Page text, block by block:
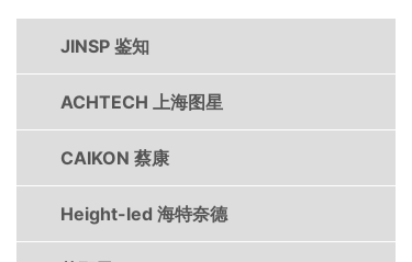
JINSP 鉴知
ACHTECH 上海图星
CAIKON 蔡康
Height-led 海特奈德